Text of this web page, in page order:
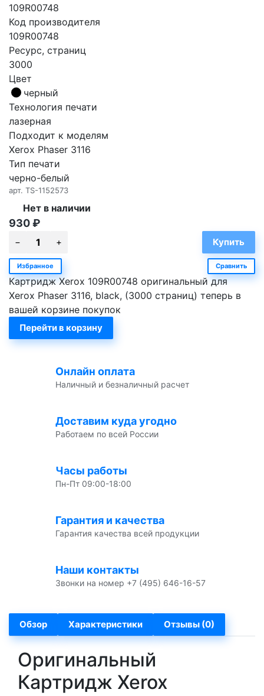
109R00748
Код производителя
109R00748
Ресурс, страниц
3000
Цвет
черный
Технология печати
лазерная
Подходит к моделям
Xerox Phaser 3116
Тип печати
черно-белый
арт. TS-1152573
Нет в наличии
930₽
Избранное Сравнить
Картридж Xerox 109R00748 оригинальный для
Xerox Phaser 3116, black, (3000 страниц) теперь в
вашей корзине покупок
Перейти в корзину
Онлайн оплата
Наличный и безналичный расчет
Доставим куда угодно
Работаем по всей России
Часы работы
Пн-Пт 09:00-18:00
Гарантия и качества
Гарантия качества всей продукции
Наши контакты
Звонки на номер +7 (495) 646-16-57
Обзор Характеристики Отзывы (0)
Оригинальный
Картридж Xerox